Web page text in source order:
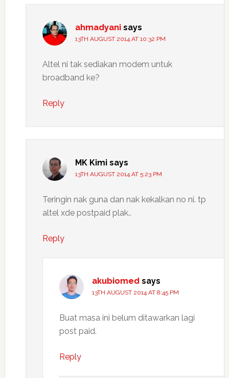
ahmadyani says
13TH AUGUST 2014 AT 10:32 PM
Altel ni tak sediakan modem untuk
broadband ke?
Reply
MK Kimi says
13TH AUGUST 2014 AT 5:23 PM
Teringin nak guna dan nak kekalkan no ni. tp
altel xde postpaid plak..
Reply
akubiomed says
13TH AUGUST 2014 AT 8:45 PM
Buat masa ini belum ditawarkan lagi
post paid.
Reply